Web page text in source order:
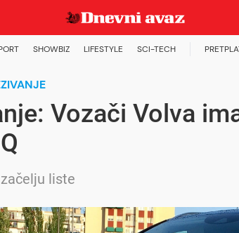
SHOWBIZ LIFESTYLE SCI-TECH
Vozači Volva
liste